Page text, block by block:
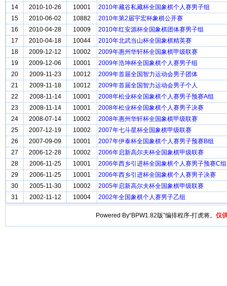
14
2010-10-26 10001
2010年藏谷私藏杯全国象棋个人赛男子组
15
2010-06-02 10882
2010年第2届宇宏杯象棋公开赛
16
2010-04-28 10009
2010年红安源杯全国象棋团体赛男子组
17
2010-04-18 10044
2010年北武当山杯全国象棋精英赛
18
2009-12-12 10002
2009年惠州华轩杯全国象棋甲级联赛
19
2009-12-06 10001
2009年浩坤杯全国象棋个人赛男子组
20
2009-11-23 10012
2009年首届全国智力运动会男子团体
21
2009-11-18 10012
2009年首届全国智力运动会男子个人
22
2008-11-14 10001
2008年松业杯全国象棋个人赛男子预赛A组
23
2008-11-14 10001
2008年松业杯全国象棋个人赛男子决赛
24
2008-07-14 10002
2008年惠州华轩杯全国象棋甲级联赛
25
2007-12-19 10002
2007年七斗星杯全国象棋甲级联赛
26
2007-09-09 10001
2007年伊泰杯全国象棋个人赛男子预赛B组
27
2006-12-28 10002
2006年启新高尔夫杯全国象棋甲级联赛
28
2006-11-25 10001
2006年西乡引进杯全国象棋个人赛男子预赛C组
29
2006-11-25 10001
2006年西乡引进杯全国象棋个人赛男子决赛
30
2005-11-30 10002
2005年启新高尔夫杯全国象棋甲级联赛
31
2002-11-12 10004 2002年全国象棋个人赛男子乙组
Powered By“BPW1.82版”编排程序-打虎将。 仅